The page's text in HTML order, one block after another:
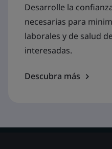
Desarrolle la
necesarias para
laborales y de salud
interesadas.
Descubra más